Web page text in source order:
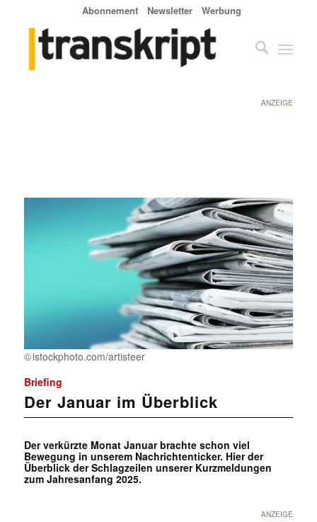
Abonnement Newsletter Werbung
ANZEIGE
istockphoto.com/artisteer
Briefing
Der Januar im Überblick
Der verkürzte Monat Januar brachte schon viel
Bewegung in unserem Nachrichtenticker. Hier der
Überblick der Schlagzeilen unserer Kurzmeldungen
zum Jahresanfang 2025.
ANZEIGE